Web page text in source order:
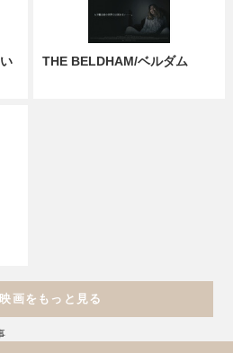
THE BELDHAM/ベルダム
画をもっと見る